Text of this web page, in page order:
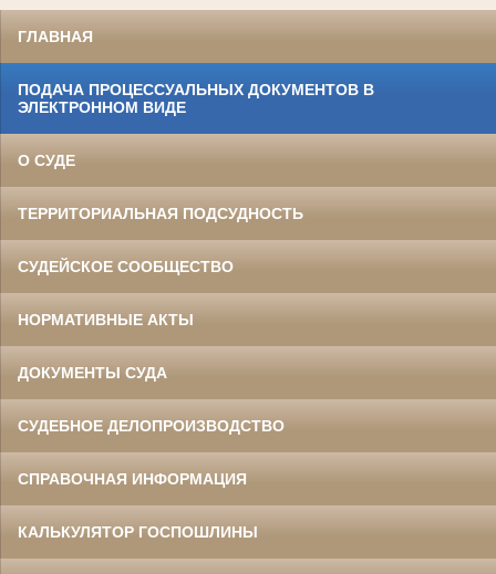
ГЛАВНАЯ
ПОДАЧА ПРОЦЕССУАЛЬНЫХ ДОКУМЕНТОВ В
ЭЛЕКТРОННОМ ВИДЕ
О СУДЕ
ТЕРРИТОРИАЛЬНАЯ ПОДСУДНОСТЬ
СУДЕЙСКОЕ СООБЩЕСТВО
НОРМАТИВНЫЕ АКТЫ
ДОКУМЕНТЫ СУДА
СУДЕБНОЕ ДЕЛОПРОИЗВОДСТВО
СПРАВОЧНАЯ ИНФОРМАЦИЯ
КАЛЬКУЛЯТОР ГОСПОШЛИНЫ